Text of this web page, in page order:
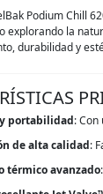
Podium Chill
explorando la
durabilidad y
portabilidad:
de alta calidad:
térmico avanzado